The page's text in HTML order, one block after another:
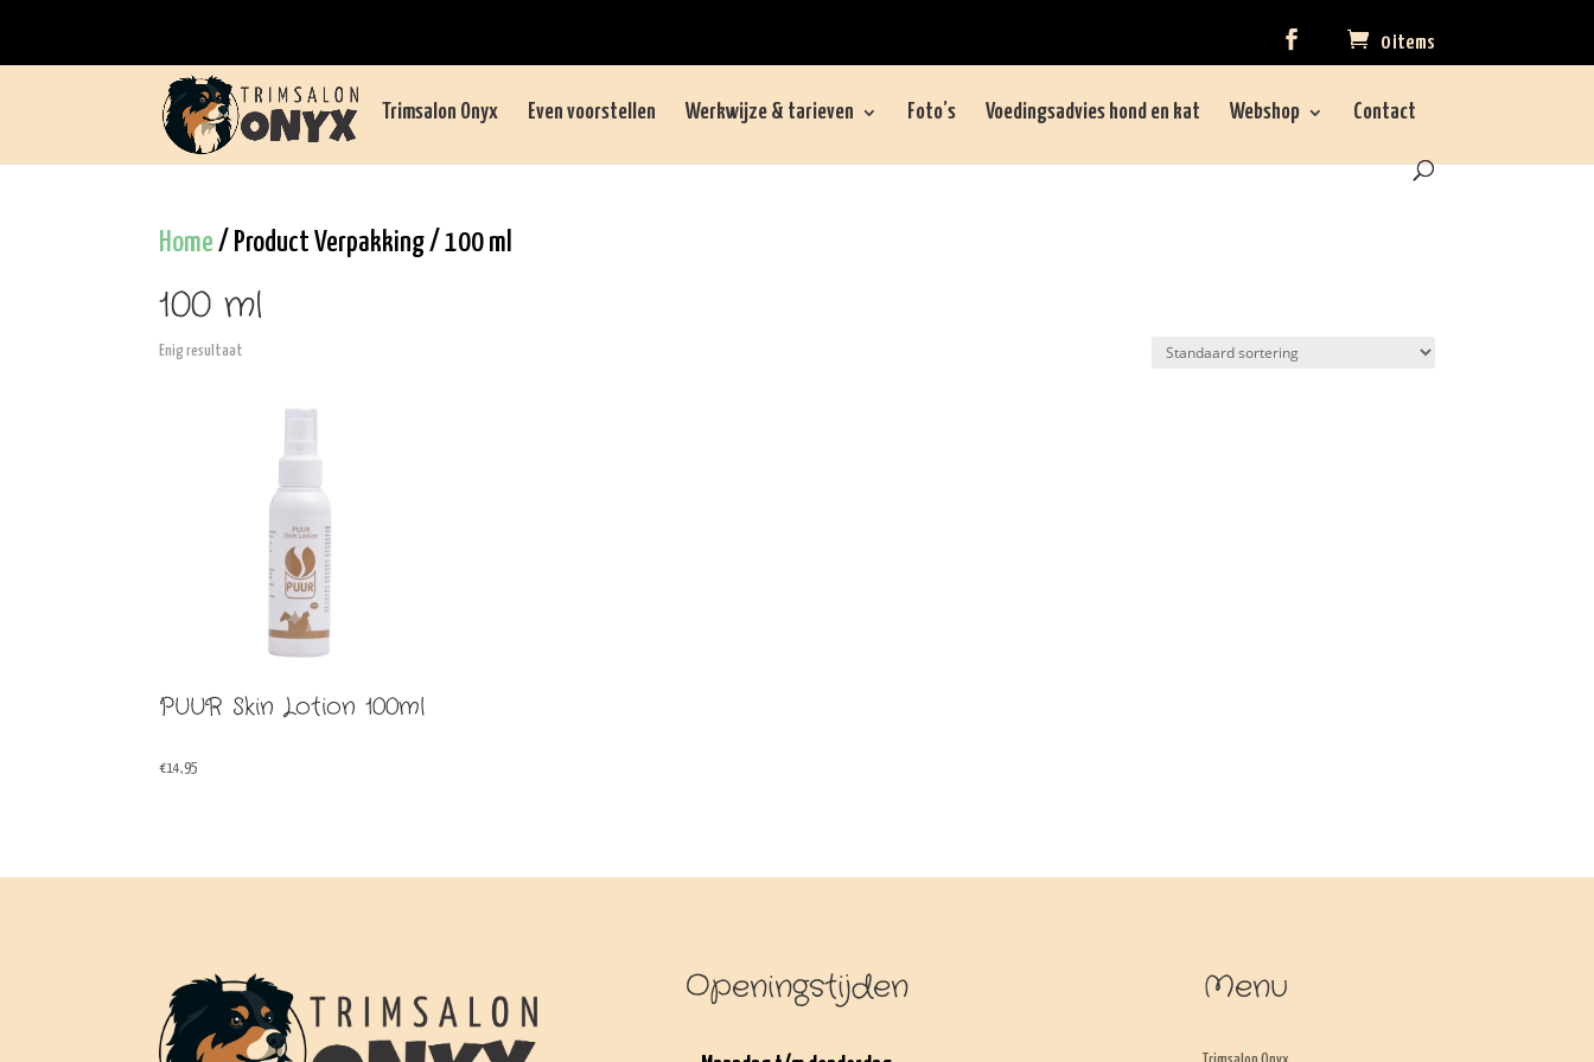
0 items
Trimsalon Onyx Even voorstellen Werkwijze & tarieven Foto’s Voedingsadvies hond en kat Webshop Contact
Home / Product Verpakking / 100 ml
100 ml
Enig resultaat
PUUR Skin Lotion 100ml
€14,95
Openingstijden Menu